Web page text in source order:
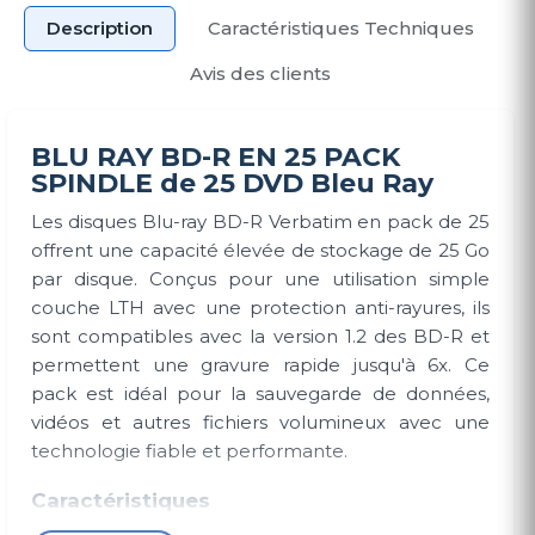
Description
Caractéristiques Techniques
Avis des clients
BLU RAY BD-R EN 25 PACK
SPINDLE de 25 DVD Bleu Ray
Les disques Blu-ray BD-R Verbatim en pack de 25
offrent une capacité élevée de stockage de 25 Go
par disque. Conçus pour une utilisation simple
couche LTH avec une protection anti-rayures, ils
sont compatibles avec la version 1.2 des BD-R et
permettent une gravure rapide jusqu'à 6x. Ce
pack est idéal pour la sauvegarde de données,
vidéos et autres fichiers volumineux avec une
technologie fiable et performante.
Caractéristiques